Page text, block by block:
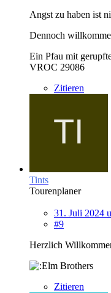
Angst zu haben ist
Dennoch
Ein Pfau mit
VROC 29086
Zitieren
Tints
Tourenplaner
31. Juli 2024
#9
Herzlich
Zitieren